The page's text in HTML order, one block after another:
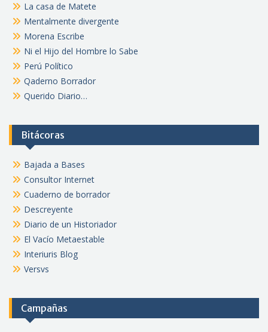
La casa de Matete
Mentalmente divergente
Morena Escribe
Ni el Hijo del Hombre lo Sabe
Perú Político
Qaderno Borrador
Querido Diario…
Bitácoras
Bajada a Bases
Consultor Internet
Cuaderno de borrador
Descreyente
Diario de un Historiador
El Vacío Metaestable
Interiuris Blog
Versvs
Campañas